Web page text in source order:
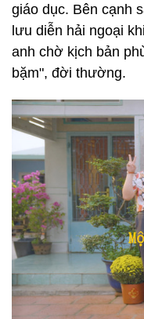
giáo dục. Bên cạnh
lưu diễn hải ngoại
anh chờ kịch bản
bặm", đời thường.